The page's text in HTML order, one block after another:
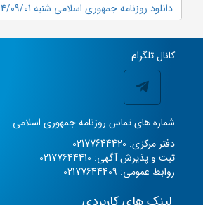
دانلود روزنامه جمهوری اسلامی شنبه 1404/09/01 شماره 13238
کانال تلگرام
شماره های تماس روزنامه جمهوری اسلامی
دفتر مرکزی: 02177644420
ثبت و پذیرش آگهی: 02177644410
روابط عمومی: 02177644409